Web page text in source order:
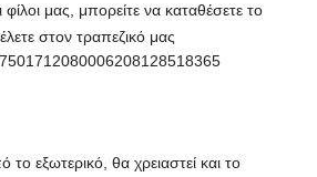
φίλοι μας, μπορείτε να καταθέσετε το
στον τραπεζικό μας
το εξωτερικό, θα χρειαστεί και το